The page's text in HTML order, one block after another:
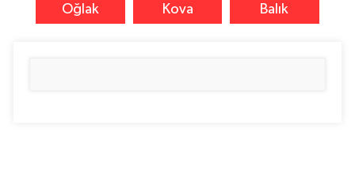
Oğlak Kova Balık